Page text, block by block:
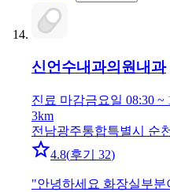
신언수내과의원 내과
진료 마감금요일 08:30 ~
3km
전남광주통합특별시 순
4.8(후기 32)
"안녕하세요 화장실부